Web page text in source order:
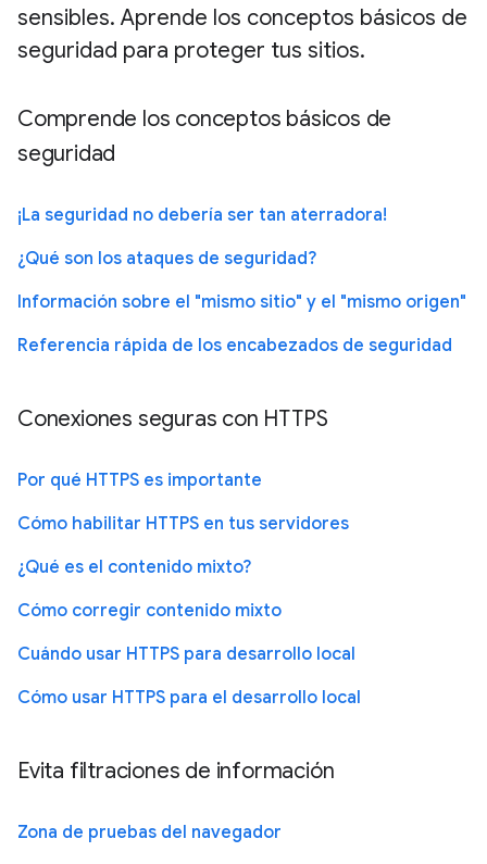
sensibles. Aprende los conceptos básicos de
seguridad para proteger tus sitios.
Comprende los conceptos básicos de
seguridad
¡La seguridad no debería ser tan aterradora!
¿Qué son los ataques de seguridad?
Información sobre el "mismo sitio" y el "mismo origen"
Referencia rápida de los encabezados de seguridad
Conexiones seguras con HTTPS
Por qué HTTPS es importante
Cómo habilitar HTTPS en tus servidores
¿Qué es el contenido mixto?
Cómo corregir contenido mixto
Cuándo usar HTTPS para desarrollo local
Cómo usar HTTPS para el desarrollo local
Evita filtraciones de información
Zona de pruebas del navegador